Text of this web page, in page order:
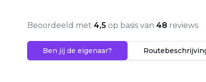
Beoordeeld met 4,5 op basis van 48 reviews
Ben jij de eigenaar?